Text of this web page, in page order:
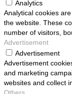
Analytics
Analytical cookies
the website. These
number of visitors,
Advertisement
Advertisement
Advertisement
and marketing
websites and collect